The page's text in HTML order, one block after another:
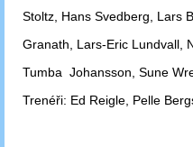
Stoltz, Hans Svedberg, Lars
Granath, Lars-Eric Lundvall,
Tumba Johansson, Sune
Trenéři: Ed Reigle, Pelle